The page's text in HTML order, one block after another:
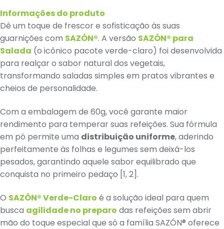
Informações do produto
Dê um toque de frescor e sofisticação às suas
guarnições com SAZÓN®. A versão SAZÓN® para
Salada (o icônico pacote verde-claro) foi desenvolvida
para realçar o sabor natural dos vegetais,
transformando saladas simples em pratos vibrantes e
cheios de personalidade.
Com a embalagem de 60g, você garante maior
rendimento para temperar suas refeições. Sua fórmula
em pó permite uma distribuição uniforme, aderindo
perfeitamente às folhas e legumes sem deixá-los
pesados, garantindo aquele sabor equilibrado que
conquista no primeiro pedaço [1, 2].
O SAZÓN® Verde-Claro é a solução ideal para quem
busca agilidade no preparo das refeições sem abrir
mão do toque especial que só a família SAZÓN® oferece